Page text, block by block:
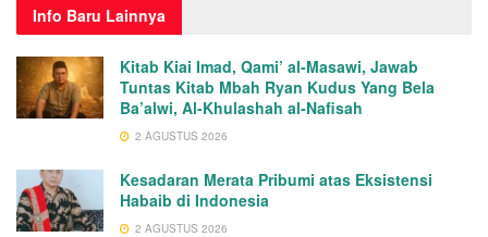
Info Baru Lainnya
Kitab Kiai Imad, Qami’ al-Masawi, Jawab
Tuntas Kitab Mbah Ryan Kudus Yang Bela
Ba’alwi, Al-Khulashah al-Nafisah
2 AGUSTUS 2026
Kesadaran Merata Pribumi atas Eksistensi
Habaib di Indonesia
2 AGUSTUS 2026